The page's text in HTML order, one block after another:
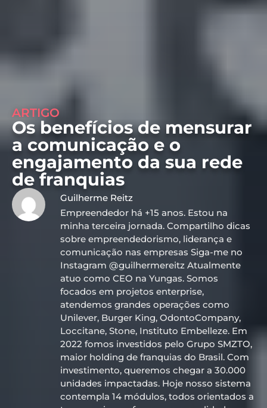
ARTIGO
Os benefícios de mensurar
a comunicação e o
engajamento da sua rede
de franquias
Guilherme Reitz
Empreendedor há +15 anos. Estou na
minha terceira jornada. Compartilho dicas
sobre empreendedorismo, liderança e
comunicação nas empresas Siga-me no
Instagram @guilhermereitz Atualmente
atuo como CEO na Yungas. Somos
focados em projetos enterprise,
atendemos grandes operações como
Unilever, Burger King, OdontoCompany,
Loccitane, Stone, Instituto Embelleze. Em
2022 fomos investidos pelo Grupo SMZTO,
maior holding de franquias do Brasil. Com
investimento, queremos chegar a 30.000
unidades impactadas. Hoje nosso sistema
contempla 14 módulos, todos orientados a